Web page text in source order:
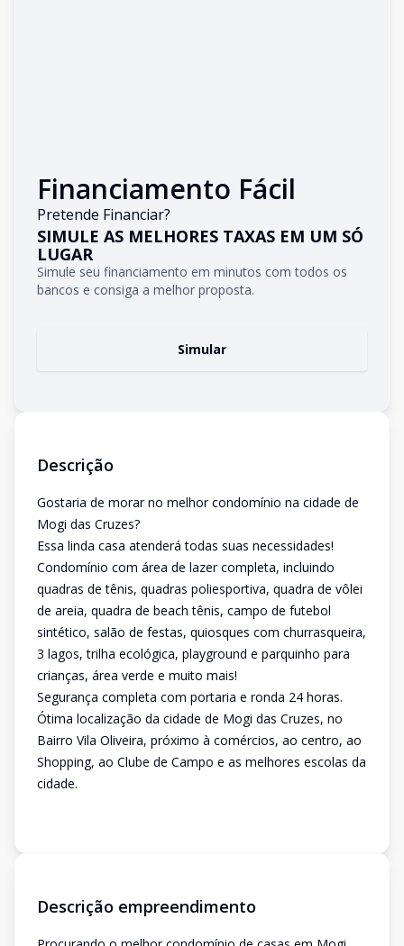
Financiamento Fácil
Pretende Financiar?
SIMULE AS MELHORES TAXAS EM UM SÓ
LUGAR
Simule seu financiamento em minutos com todos os
bancos e consiga a melhor proposta.
Simular
Descrição
Gostaria de morar no melhor condomínio na cidade de
Mogi das Cruzes?
Essa linda casa atenderá todas suas necessidades!
Condomínio com área de lazer completa, incluindo
quadras de tênis, quadras poliesportiva, quadra de vôlei
de areia, quadra de beach tênis, campo de futebol
sintético, salão de festas, quiosques com churrasqueira,
3 lagos, trilha ecológica, playground e parquinho para
crianças, área verde e muito mais!
Segurança completa com portaria e ronda 24 horas.
Ótima localização da cidade de Mogi das Cruzes, no
Bairro Vila Oliveira, próximo à comércios, ao centro, ao
Shopping, ao Clube de Campo e as melhores escolas da
cidade.
Descrição empreendimento